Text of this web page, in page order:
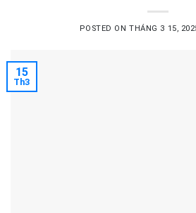
POSTED ONTHÁNG 3 15,
15
Th3